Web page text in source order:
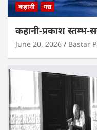
कहानी गद्य
कहानी-प्रकाश स्तम्भ-
June 20, 2026 Bastar